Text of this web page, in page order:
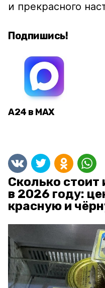
и прекрасного
Подпишись!
А24 в MAX
Сколько стоит
в 2026 году:
красную и